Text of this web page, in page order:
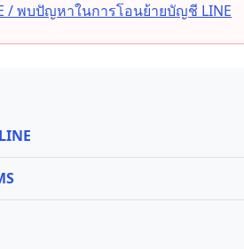
/ พบปัญหาในการโอนย้ายบัญชี LINE